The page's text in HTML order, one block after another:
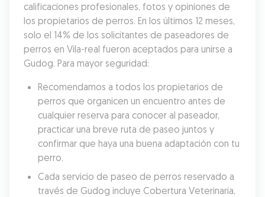
calificaciones profesionales, fotos y opiniones de
los propietarios de perros. En los últimos 12 meses,
solo el 14% de los solicitantes de paseadores de
perros en Vila-real fueron aceptados para unirse a
Gudog. Para mayor seguridad:
Recomendamos a todos los propietarios de
perros que organicen un encuentro antes de
cualquier reserva para conocer al paseador,
practicar una breve ruta de paseo juntos y
confirmar que haya una buena adaptación con tu
perro.
Cada servicio de paseo de perros reservado a
través de Gudog incluye Cobertura Veterinaria,